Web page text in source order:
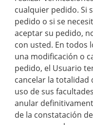
cualquier pedido. Si
pedido o si se
aceptar su pedido,
con usted. En todos
una modificación o
pedido, el Usuario
cancelar la totalidad
uso de sus
anular
de la constatación